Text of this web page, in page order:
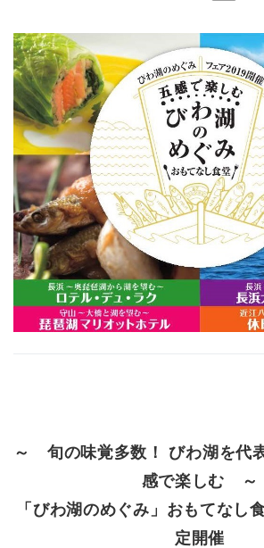
～ 旬の味覚多数！ びわ湖を代
感で楽しむ ～
「びわ湖のめぐみ」おもてなし
定開催